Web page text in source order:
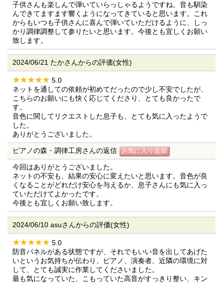
子供さんも楽しんで弾いていらっしゃるようですね。音も馴染
んできてますます響くようになってきていると思います。これ
からもいつも子供さんに喜んで弾いていただけるように、しっ
かり調律調整して参りたいと思います。今後とも宜しくお願い
致します。
2024/06/21 たかさんからの評価(女性)
5.0
ネットを通しての依頼が初めてだったので少し不安でしたが、
こちらのお願いにも快く応じてくださり、とても良かったで
す。
音色に関してリクエストした息子も、とても気に入ったようで
した。
ありがとうございました。
ピアノの森・調律工房さんの返信
今回はありがとうございました。
ネットの不安も、結果の安心に変えたいと思います。音色が良
くなることがどれだけ安心を与えるか、息子さんにも気に入っ
ていただけてよかったです。
今後とも宜しくお願い致します。
2024/06/10 asuさんからの評価(女性)
5.0
防音パネルがある状態ですが、それでもいい音を出してあげた
いというお気持ちが伝わり、ピアノ、演奏者、近隣の環境に対
して、とても誠実に作業してくださいました。
最も気になっていた、こもっていた高音がすっきり整い、キン